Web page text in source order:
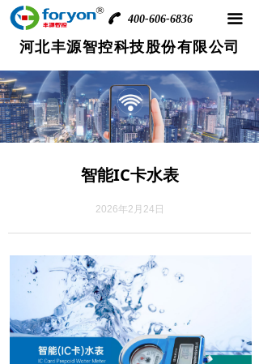
河北丰源智控科技股份有限公司
400-606-6836 끀
智能IC卡水表
2026年2月24日